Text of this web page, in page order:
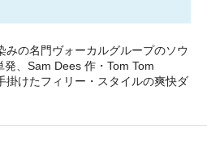
みの名門ヴォーカルグループのソウ
、Sam Dees 作・Tom Tom
掛けたフィリー・スタイルの爽快ダ